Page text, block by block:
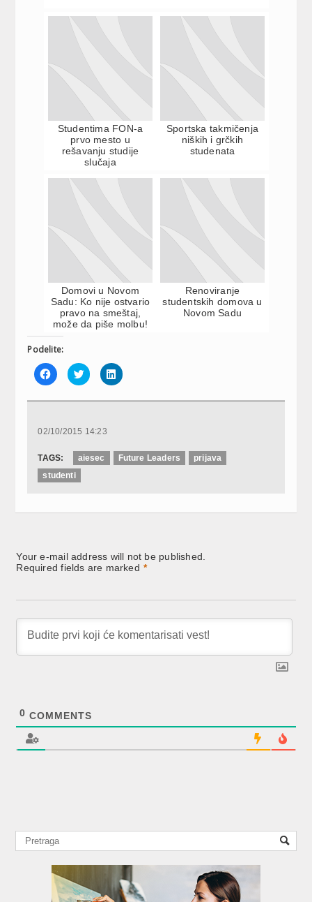
Studentima FON-a
prvo mesto u
rešavanju studije
slučaja
Sportska takmičenja
niških i grčkih
studenata
Domovi u Novom
Sadu: Ko nije ostvario
pravo na smeštaj,
može da piše molbu!
Renoviranje
studentskih domova u
Novom Sadu
Podelite:
Click
to
share
Facebook
new
Click
to
share
Twitter
new
Click
to
LinkedIn
02/10/2015 14:23
TAGS: aiesec Future Leaders
prijava
studenti
Your e-mail address will not be published.
Required fields are marked *
0 COMMENTS